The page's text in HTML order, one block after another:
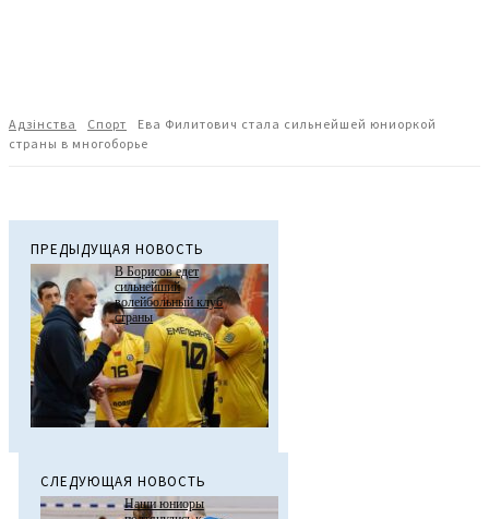
Адзiнства Спорт
Ева Филитович стала сильнейшей юниоркой
страны в многоборье
ПРЕДЫДУЩАЯ НОВОСТЬ
В Борисов едет
сильнейший
волейбольный клуб
страны
СЛЕДУЮЩАЯ НОВОСТЬ
Наши юниоры